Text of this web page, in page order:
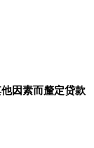
因素而釐定贷款